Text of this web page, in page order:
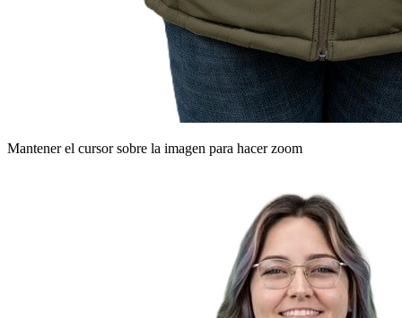
Mantener el cursor sobre la imagen para hacer zoom